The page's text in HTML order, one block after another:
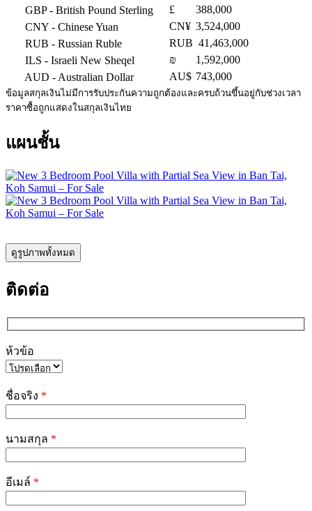
GBP- British Pound Sterling £
388,000
CNY - Chinese Yuan CN¥ 3,524,000
RUB - Russian Ruble RUB 41,463,000
ILS - Israeli New Sheqel ₪
1,592,000
AUD - Australian Dollar AU$ 743,000
ข้อมูลสกุลเงินไม่มีการรับประกันความถูกต้องและครบถ้วนขึ้นอยู่กับช่วงเวลา
ราคาซื้อถูกแสดงในสกุลเงินไทย
แผนชั้น
ดูรูปภาพทั้งหมด
ติดต่อ
ห้วข้อ
leave
this
field
ชื่อจริง *
นามสกุล *
อีเมล์ *